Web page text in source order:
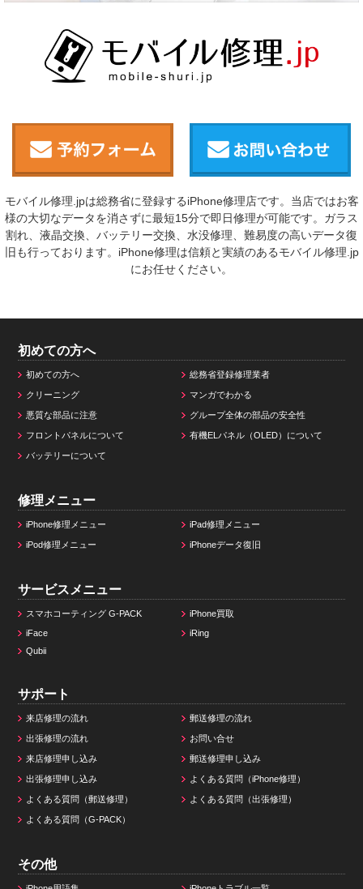
モバイル修理.jpは総務省に登録するiPhone修理店です。当店ではお客
様の大切なデータを消さずに最短15分で即日修理が可能です。ガラス
割れ、液晶交換、バッテリー交換、水没修理、難易度の高いデータ復
旧も行っております。iPhone修理は信頼と実績のあるモバイル修理.jp
にお任せください。
初めての方へ
初めての方へ 総務省登録修理業者
クリーニング マンガでわかる
悪質な部品に注意 グループ全体の部品の安全性
フロントパネルについて 有機ELパネル（OLED）について
バッテリーについて
修理メニュー
iPhone修理メニュー iPad修理メニュー
iPod修理メニュー iPhoneデータ復旧
サービスメニュー
スマホコーティング G-PACK
iPhone買取
iFace
iRing
Qubii
サポート
来店修理の流れ 郵送修理の流れ
出張修理の流れ お問い合せ
来店修理申し込み 郵送修理申し込み
出張修理申し込み よくある質問（iPhone修理）
よくある質問（郵送修理） よくある質問（出張修理）
よくある質問（G-PACK）
その他